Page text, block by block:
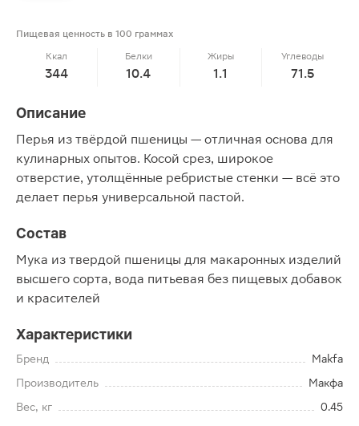
Пищевая ценность в 100 граммах
Ккал
344
Белки
10.4
Жиры
1.1
Углеводы
71.5
Описание
Перья из твёрдой пшеницы — отличная основа для
кулинарных опытов. Косой срез, широкое
отверстие, утолщённые ребристые стенки — всё это
делает перья универсальной пастой.
Состав
Мука из твердой пшеницы для макаронных изделий
высшего сорта, вода питьевая без пищевых добавок
и красителей
Характеристики
Бренд
Makfa
Производитель
Макфа
Вес, кг
0.45